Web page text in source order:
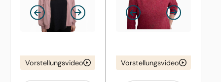
Vorstellungsvideo Vorstellungsvideo